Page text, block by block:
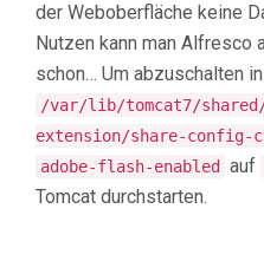
der Weboberfläche keine
Nutzen kann man Alfresco
schon… Um abzuschalten
/var/lib/tomcat7/
extension/share-config-
adobe-flash-enabled auf
Tomcat durchstarten.